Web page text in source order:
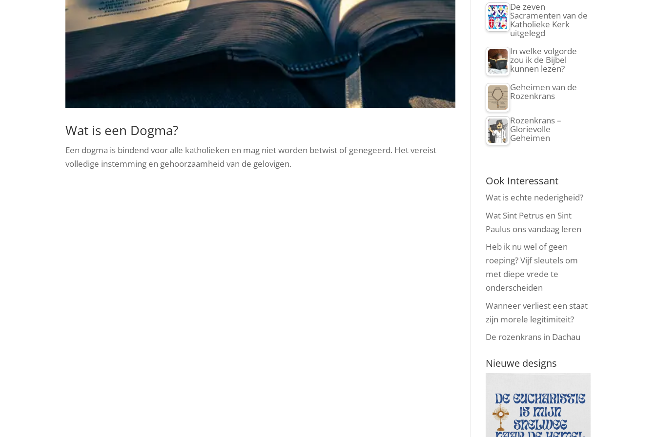
Wat is een Dogma?
Een dogma is bindend voor alle katholieken en mag niet worden betwist of genegeerd. Het vereist
volledige instemming en gehoorzaamheid van de gelovigen.
De zeven
Sacramenten van de
Katholieke Kerk
uitgelegd
In welke volgorde
zou ik de Bijbel
kunnen lezen?
Geheimen van de
Rozenkrans
Rozenkrans –
Glorievolle
Geheimen
Ook Interessant
Wat is echte nederigheid?
Wat Sint Petrus en Sint
Paulus ons vandaag leren
Heb ik nu wel of geen
roeping? Vijf sleutels om
met diepe vrede te
onderscheiden
Wanneer verliest een staat
zijn morele legitimiteit?
De rozenkrans in Dachau
Nieuwe designs